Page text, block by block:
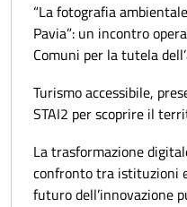
“La fotografia
Pavia”: un incontro
Comuni per la tutela
Turismo accessibile,
STAI2 per scoprire il
La trasformazione
confronto tra istituzioni
futuro dell’innovazione